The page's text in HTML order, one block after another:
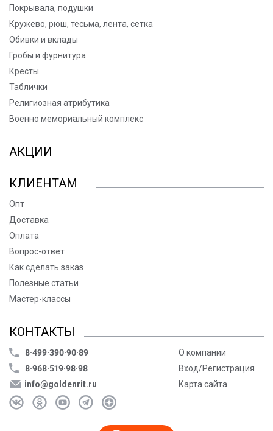
Покрывала, подушки
Кружево, рюш, тесьма, лента, сетка
Обивки и вклады
Гробы и фурнитура
Кресты
Таблички
Религиозная атрибутика
Военно мемориальный комплекс
АКЦИИ
КЛИЕНТАМ
Опт
Доставка
Оплата
Вопрос-ответ
Как сделать заказ
Полезные статьи
Мастер-классы
КОНТАКТЫ
8·499·390·90·89
8·968·519·98·98
info@goldenrit.ru
О компании
Вход/Регистрация
Карта сайта